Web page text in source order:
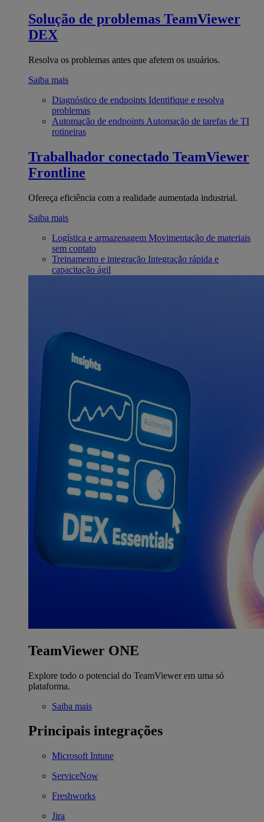
Solução de problemas TeamViewer
DEX
Resolva os problemas antes que afetem os usuários.
Saiba mais
Diagnóstico de endpoints Identifique e resolva
problemas
Automação de endpoints Automação de tarefas de TI
rotineiras
Trabalhador conectado TeamViewer
Frontline
Ofereça eficiência com a realidade aumentada industrial.
Saiba mais
Logística e armazenagem Movimentação de materiais
sem contato
Treinamento e integração Integração rápida e
capacitação ágil
TeamViewer ONE
Explore todo o potencial do TeamViewer em uma só
plataforma.
Saiba mais
Principais integrações
Microsoft Intune
ServiceNow
Freshworks
Jira